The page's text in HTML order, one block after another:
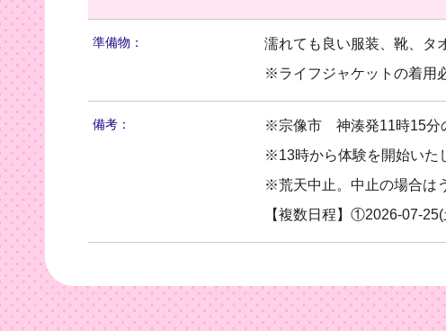
準備物：
濡れても良い服装、靴、タ
※ライフジャケットの着用
備考：
※宗像市 神湊発11時15分
※13時から体験を開始いた
※荒天中止。中止の場合は
【複数日程】①2026-07-